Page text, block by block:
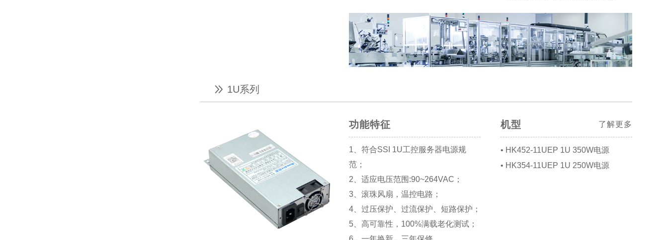
1U系列
功能特征
1、符合SSI 1U工控服务器电源规
范；
2、适应电压范围:90~264VAC；
3、滚珠风扇，温控电路；
4、过压保护、过流保护、短路保护；
5、高可靠性，100%满载老化测试；
机型 了解更多
• HK452-11UEP 1U 350W电源
• HK354-11UEP 1U 250W电源